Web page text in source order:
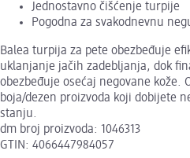
Jednostavno čišćenje turpije
Pogodna za svakodnevnu
Balea turpija za pete obezbeđuje
uklanjanje jačih zadebljanja, dok
obezbeđuje osećaj negovane
boja/dezen proizvoda koji dobijete
stanju.
dm broj proizvoda: 1046313
GTIN: 4066447984057